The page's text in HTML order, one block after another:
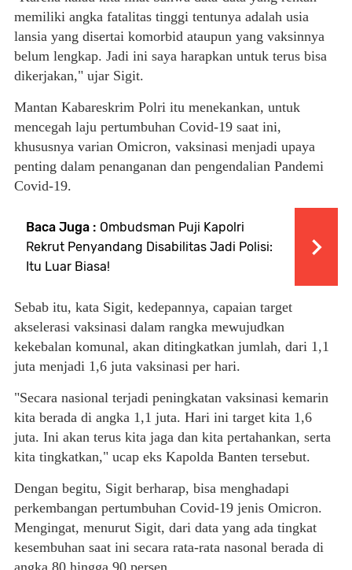
memiliki angka fatalitas tinggi tentunya adalah usia
lansia yang disertai komorbid ataupun yang vaksinnya
belum lengkap. Jadi ini saya harapkan untuk terus bisa
dikerjakan," ujar Sigit.
Mantan Kabareskrim Polri itu menekankan, untuk
mencegah laju pertumbuhan Covid-19 saat ini,
khususnya varian Omicron, vaksinasi menjadi upaya
penting dalam penanganan dan pengendalian Pandemi
Covid-19.
Baca Juga : Ombudsman Puji Kapolri
Rekrut Penyandang Disabilitas Jadi Polisi:
Itu Luar Biasa!
Sebab itu, kata Sigit, kedepannya, capaian target
akselerasi vaksinasi dalam rangka mewujudkan
kekebalan komunal, akan ditingkatkan jumlah, dari 1,1
juta menjadi 1,6 juta vaksinasi per hari.
"Secara nasional terjadi peningkatan vaksinasi kemarin
kita berada di angka 1,1 juta. Hari ini target kita 1,6
juta. Ini akan terus kita jaga dan kita pertahankan, serta
kita tingkatkan," ucap eks Kapolda Banten tersebut.
Dengan begitu, Sigit berharap, bisa menghadapi
perkembangan pertumbuhan Covid-19 jenis Omicron.
Mengingat, menurut Sigit, dari data yang ada tingkat
kesembuhan saat ini secara rata-rata nasonal berada di